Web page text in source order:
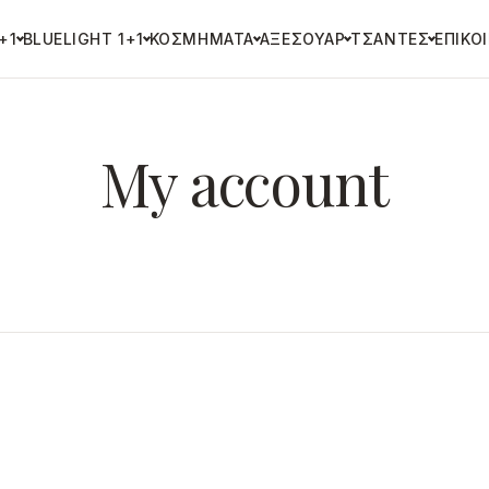
BLUELIGHT 1+1 ΚΟΣΜΉΜΑΤΑ ΑΞΕΣΟΥΆΡ ΤΣΆΝΤΕΣ
My account